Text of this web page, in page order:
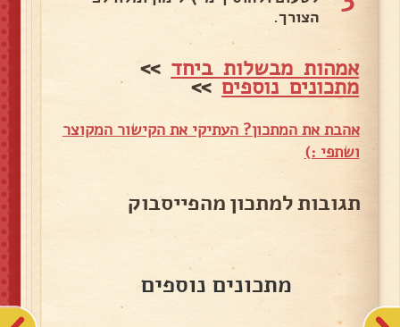
הצורך.
אמהות מבשלות ביחד >>
מתכונים נוספים>>
אהבת את המתכון? העתיקי את הקישור המקוצר
ושתפי :)
תגובות למתכון מהפייסבוק
מתכונים נוספים